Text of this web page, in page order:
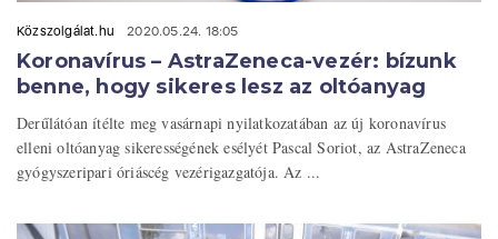
Közszolgálat.hu 2020.05.24. 18:05
Koronavírus – AstraZeneca-vezér: bízunk
benne, hogy sikeres lesz az oltóanyag
Derűlátóan ítélte meg vasárnapi nyilatkozatában az új koronavírus
elleni oltóanyag sikerességének esélyét Pascal Soriot, az AstraZeneca
gyógyszeripari óriáscég vezérigazgatója. Az ...